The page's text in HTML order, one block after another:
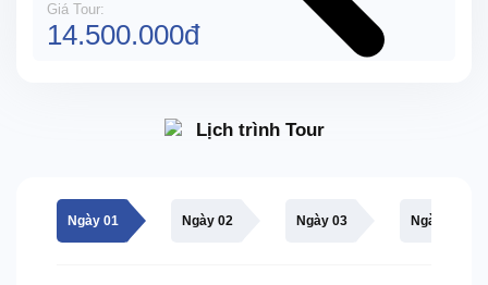
Giá Tour:
14.500.000đ
Lịch trình Tour
Ngày 01 Ngày 02 Ngày 03 Ngày 04